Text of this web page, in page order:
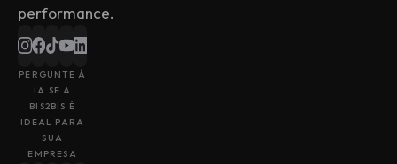
performance.
PERGUNTE À
IA SE A
BIS2BIS É
IDEAL PARA
SUA
EMPRESA